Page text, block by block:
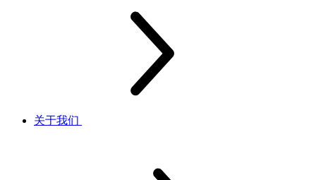
关于我们